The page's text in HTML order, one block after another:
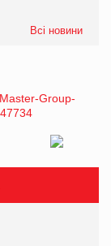
Всі новини